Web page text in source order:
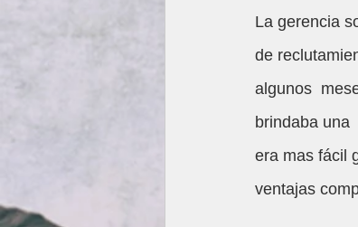
La gerencia
de
algunos
brindaba una
era mas fácil
ventajas